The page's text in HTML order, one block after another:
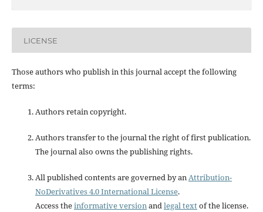
LICENSE
Those authors who publish in this journal accept the following
terms:
Authors retain copyright.
Authors transfer to the journal the right of first publication.
The journal also owns the publishing rights.
All published contents are governed by anAttribution-
NoDerivatives 4.0 International License.
Access theinformative versionandlegal textof the license.